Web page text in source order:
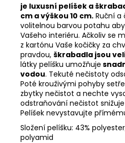
je luxusní pelíšek a
cm a výškou 10 cm. Ruční a
volitelnou barvou potahu
Vašeho interiéru. Ačkoliv se
z kartónu Vaše kočičky za
pravdou, škrabadla jsou
látky pelíšku umožňuje
vodou. Tekuté nečistoty
Poté krouživými pohyby
zbytky nečistot a nechte
odstraňování nečistot
Pelíšek nevystavujte
Složení pelíšku: 43%
polyamid